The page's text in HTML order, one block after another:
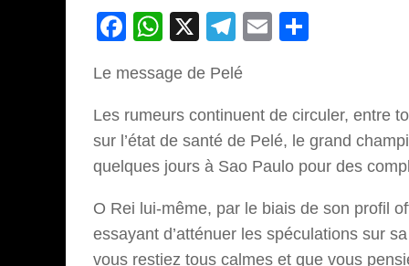
Facebook
WhatsApp
X Telegram
Email
Le message de Pelé
Les rumeurs continuent de circuler, entre
sur l’état de santé de Pelé, le grand
quelques jours à Sao Paulo pour des
O Rei lui-même, par le biais de son profil
essayant d’atténuer les spéculations sur
vous restiez tous calmes et que vous